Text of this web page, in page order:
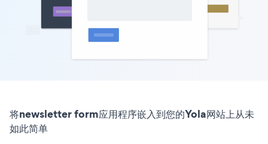
将newsletter form应用程序嵌入到您的Yola网站上从未
如此简单